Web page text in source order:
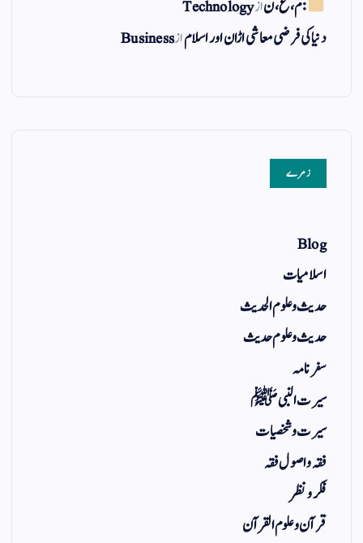
: م ، ع ، نازTechnology
دنیا کی فرضی معاشی اڑان اور اسلامازBusiness
زمرے
Blog
اسلامیات
حدیث و علوم الحدیث
حدیث و علوم حدیث
سفر نامہ
سیرت النبی ﷺ
سیرت و شخصیات
فقہ و اصول فقہ
فکر و نظر
قرآن و علوم القرآن